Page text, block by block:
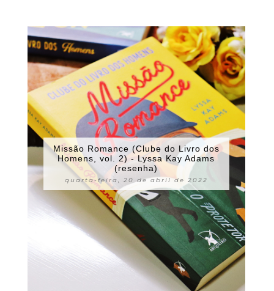
Missão Romance (Clube do Livro dos
Homens, vol. 2) - Lyssa Kay Adams
(resenha)
quarta-feira, 20 de abril de 2022